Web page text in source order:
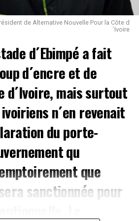
de Alternative Nouvelle Pour la Côte d
´Ivoire
d´Ebimpé a fait
d´encre et de
d´Ivoire, mais surtout
n´en revenait
du porte-
qu
que
sanctionnée pour